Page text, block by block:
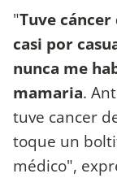
"Tuve
casi por
nunca me
mamaria.
tuve cancer
toque un
médico",